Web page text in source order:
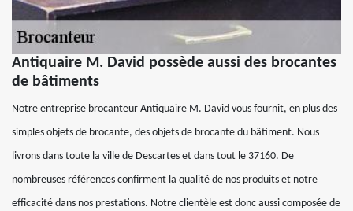
Antiquaire M. David possède aussi des brocantes
de bâtiments
Notre entreprise brocanteur Antiquaire M. David vous fournit, en plus des
simples objets de brocante, des objets de brocante du bâtiment. Nous
livrons dans toute la ville de Descartes et dans tout le 37160. De
nombreuses références confirment la qualité de nos produits et notre
efficacité dans nos prestations. Notre clientèle est donc aussi composée de